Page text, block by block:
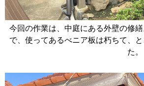
今回の作業は、中庭にある外壁の修
で、使ってあるべニア板は朽ちて、
た。